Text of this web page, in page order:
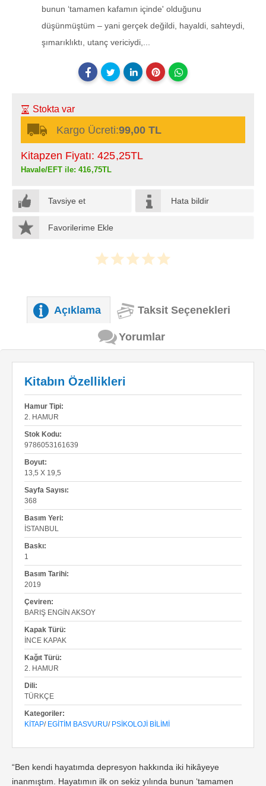
bunun ‘tamamen kafamın içinde' olduğunu
düşünmüştüm – yani gerçek değildi, hayaldi, sahteydi,
şımarıklıktı, utanç vericiydi,...
Stokta var
Kargo Ücreti:99,00 TL
Kitapzen Fiyatı: 425,25TL
Havale/EFT ile: 416,75TL
Tavsiye et Hata bildir
Favorilerime Ekle
Açıklama Taksit Seçenekleri
Yorumlar
Kitabın Özellikleri
Hamur Tipi:
2. HAMUR
Stok Kodu:
9786053161639
Boyut:
13,5 X 19,5
Sayfa Sayısı:
368
Basım Yeri:
İSTANBUL
Baskı:
1
Basım Tarihi:
2019
Çeviren:
BARIŞ ENGIN AKSOY
Kapak Türü:
İNCE KAPAK
Kağıt Türü:
2. HAMUR
Dili:
TÜRKÇE
Kategoriler:
KITAP/ EGITIM BASVURU/ PSIKOLOJI BILIMI
“Ben kendi hayatımda depresyon hakkında iki hikâyeye
inanmıştım. Hayatımın ilk on sekiz yılında bunun ‘tamamen